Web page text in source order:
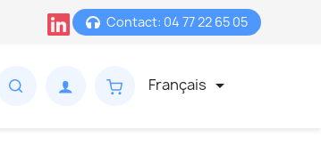
Contact: 04 77 22 65 05
Français 